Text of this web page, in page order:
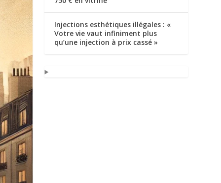
Injections esthétiques illégales : «
Votre vie vaut infiniment plus
qu’une injection à prix cassé »